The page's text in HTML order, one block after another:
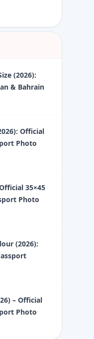
(2026):
& Bahrain
Official
Photo
35×45
Photo
(2026):
– Official
Photo